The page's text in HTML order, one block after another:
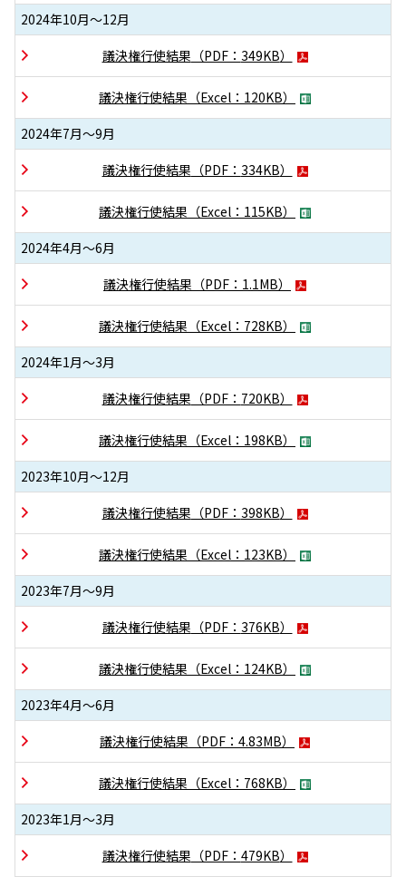
2024年10月～12月
議決権行使結果 （PDF： 349KB）
議決権行使結果 （Excel： 120KB）
2024年7月～9月
議決権行使結果 （PDF： 334KB）
議決権行使結果 （Excel： 115KB）
2024年4月～6月
議決権行使結果 （PDF： 1.1MB）
議決権行使結果 （Excel： 728KB）
2024年1月～3月
議決権行使結果 （PDF： 720KB）
議決権行使結果 （Excel： 198KB）
2023年10月～12月
議決権行使結果 （PDF： 398KB）
議決権行使結果 （Excel： 123KB）
2023年7月～9月
議決権行使結果 （PDF： 376KB）
議決権行使結果 （Excel： 124KB）
2023年4月～6月
議決権行使結果 （PDF： 4.83MB）
議決権行使結果 （Excel： 768KB）
2023年1月～3月
議決権行使結果 （PDF： 479KB）